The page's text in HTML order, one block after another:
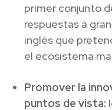
primer conjunto
respuestas a
inglés que
el ecosistema
Promover la
puntos de vista: